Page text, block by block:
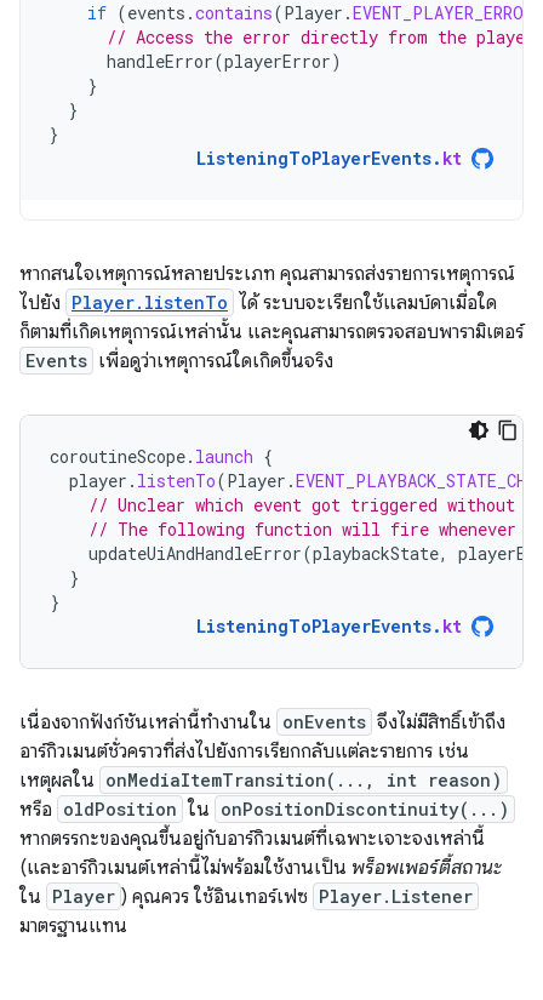
if (events .contains(Player .EVENT_PLAYER_ERROR
// Access the error directly from the player
handleError(playerError)
}
}
}
ListeningToPlayerEvents. kt
หากสนใจเหตุการณ์หลายประเภท คุณสามารถส่งรายการเหตุการณ์
ไปยัง Player.listenTo ได้ ระบบจะเรียกใช้แลมบ์ดาเมื่อใด
ก็ตามที่เกิดเหตุการณ์เหล่านั้น และคุณสามารถตรวจสอบพารามิเตอร์
Events เพื่อดูว่าเหตุการณ์ใดเกิดขึ้นจริง
coroutineScope. launch {
player . listenTo(Player .
// Unclear which event got triggered without
// The following function will fire whenever
updateUiAndHandleError(playbackState,
}
}
ListeningToPlayerEvents. kt
เนื่องจากฟังก์ชันเหล่านี้ทำงานใน onEvents จึงไม่มีสิทธิ์เข้าถึง
อาร์กิวเมนต์ชั่วคราวที่ส่งไปยังการเรียกกลับแต่ละรายการ เช่น
เหตุผลใน onMediaItemTransition(..., int reason)
หรือ oldPosition ใน onPositionDiscontinuity(...)
หากตรรกะของคุณขึ้นอยู่กับอาร์กิวเมนต์ที่เฉพาะเจาะจงเหล่านี้
(และอาร์กิวเมนต์เหล่านี้ไม่พร้อมใช้งานเป็น พร็อพเพอร์ตี้สถานะ
ใน Player ) คุณควร ใช้อินเทอร์เฟซ Player.Listener
มาตรฐานแทน